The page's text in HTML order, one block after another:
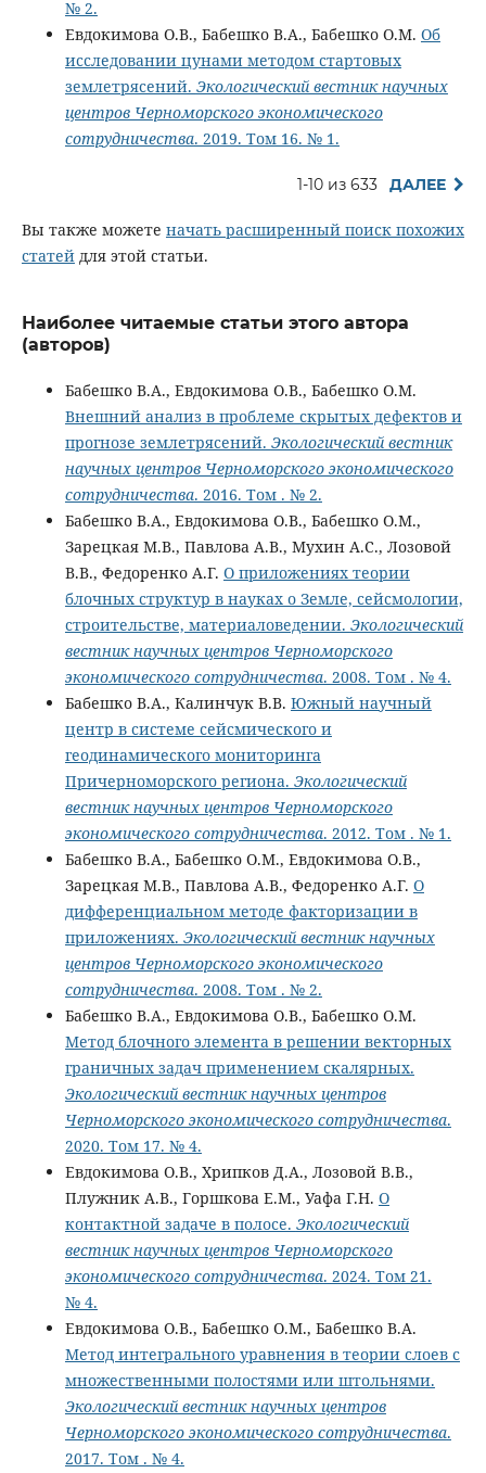
№ 2.
Евдокимова О.В., Бабешко В.А., Бабешко О.М. Об
исследовании цунами методом стартовых
землетрясений. Экологический вестник научных
центров Черноморского экономического
сотрудничества. 2019. Том 16. № 1.
1-10 из 633 ДАЛЕЕ
Вы также можете начать расширенный поиск похожих
статейдля этой статьи.
Наиболее читаемые статьи этого автора
(авторов)
Бабешко В.А., Евдокимова О.В., Бабешко О.М.
Внешний анализ в проблеме скрытых дефектов и
прогнозе землетрясений. Экологический вестник
научных центров Черноморского экономического
сотрудничества. 2016. Том . № 2.
Бабешко В.А., Евдокимова О.В., Бабешко О.М.,
Зарецкая М.В., Павлова А.В., Мухин А.С., Лозовой
В.В., Федоренко А.Г. О приложениях теории
блочных структур в науках о Земле, сейсмологии,
строительстве, материаловедении. Экологический
вестник научных центров Черноморского
экономического сотрудничества. 2008. Том . № 4.
Бабешко В.А., Калинчук В.В. Южный научный
центр в системе сейсмичеcкого и
геодинамического мониторинга
Причерноморского региона. Экологический
вестник научных центров Черноморского
экономического сотрудничества. 2012. Том . № 1.
Бабешко В.А., Бабешко О.М., Евдокимова О.В.,
Зарецкая М.В., Павлова А.В., Федоренко А.Г. О
дифференциальном методе факторизации в
приложениях. Экологический вестник научных
центров Черноморского экономического
сотрудничества. 2008. Том . № 2.
Бабешко В.А., Евдокимова О.В., Бабешко О.М.
Метод блочного элемента в решении векторных
граничных задач применением скалярных.
Экологический вестник научных центров
Черноморского экономического сотрудничества.
2020. Том 17. № 4.
Евдокимова О.В., Хрипков Д.А., Лозовой В.В.,
Плужник А.В., Горшкова Е.М., Уафа Г.Н. О
контактной задаче в полосе. Экологический
вестник научных центров Черноморского
экономического сотрудничества. 2024. Том 21.
№ 4.
Евдокимова О.В., Бабешко О.М., Бабешко В.А.
Метод интегрального уравнения в теории слоев с
множественными полостями или штольнями.
Экологический вестник научных центров
Черноморского экономического сотрудничества.
2017. Том . № 4.